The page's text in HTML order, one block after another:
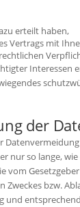
erteilt haben,
Vertrags mit
Interessen
der
nur so lange,
vom
Zweckes bzw.